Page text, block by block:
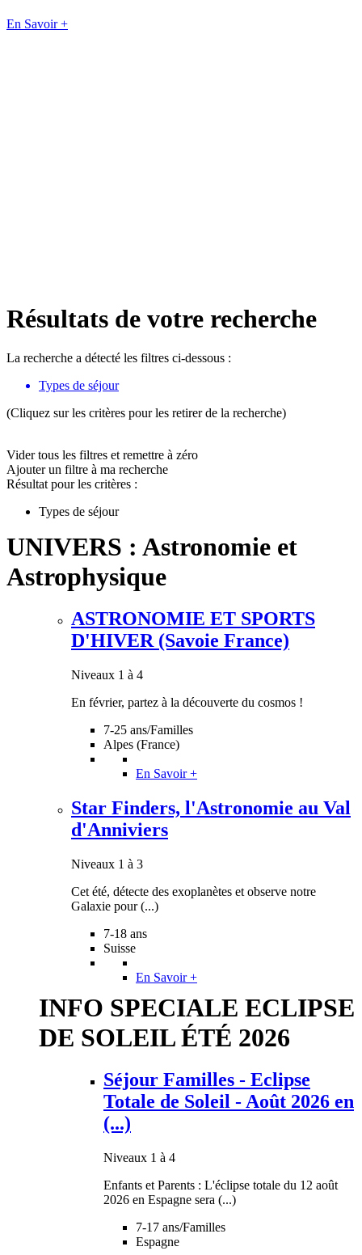
En Savoir +
Résultats de votre recherche
La recherche a détecté les filtres ci-dessous :
Types de séjour
(Cliquez sur les critères pour les retirer de la recherche)
Vider tous les filtres et remettre à zéro
Ajouter un filtre à ma recherche
Résultat pour les critères :
Types de séjour
UNIVERS : Astronomie et
Astrophysique
ASTRONOMIE ET SPORTS
D'HIVER (Savoie France)
Niveaux 1 à 4
En février, partez à la découverte du cosmos !
7-25 ans/Familles
Alpes (France)
En Savoir +
Star Finders, l'Astronomie au Val
d'Anniviers
Niveaux 1 à 3
Cet été, détecte des exoplanètes et observe notre
Galaxie pour (...)
7-18 ans
Suisse
En Savoir +
INFO SPECIALE ECLIPSE
DE SOLEIL ÉTÉ 2026
Séjour Familles - Eclipse
Totale de Soleil - Août 2026 en
(...)
Niveaux 1 à 4
Enfants et Parents : L'éclipse totale du 12 août
2026 en Espagne sera (...)
7-17 ans/Familles
Espagne